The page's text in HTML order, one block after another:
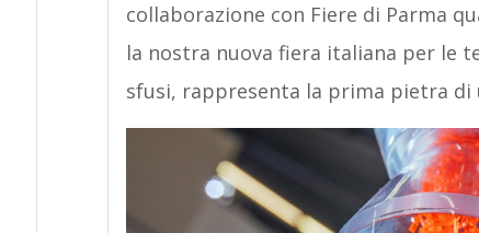
collaborazione con Fiere di Parma
la nostra nuova fiera italiana per le
sfusi, rappresenta la prima pietra di